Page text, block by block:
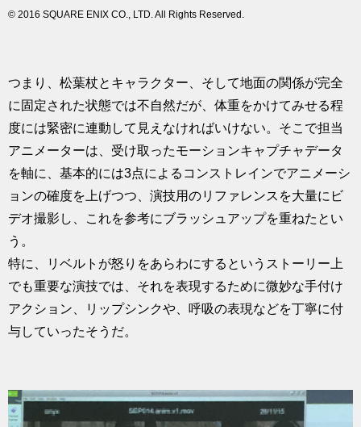
© 2016 SQUARE ENIX CO., LTD. All Rights Reserved.
つまり、松葉杖とキャラクター、そして地面の関係が完全
に固定された状態では不自然だが、体重をかけてみせる程
度には緊密に連動して見えなければいけない。そこで担当
アニメーターは、受け取ったモーションキャプチャデータ
を軸に、基本的には3点によるコンストレインでアニメーシ
ョンの確度を上げつつ、演技用のリファレンスを大量にビ
デオ撮影し、これを参考にブラッシュアップを重ねたとい
う。
特に、リベルトが怒りをあらわにするというストーリー上
でも重要な演技では、それを表現するために微妙な手付け
アクション、リップシンクや、呼吸の表現などを丁寧に付
与していったそうだ。